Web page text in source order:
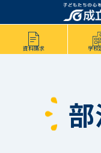
資料請求 学校